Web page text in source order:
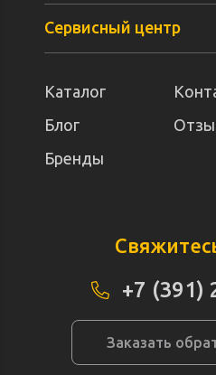
Сервисный центр
Каталог
Блог
Бренды
+7 (391)
Заказать